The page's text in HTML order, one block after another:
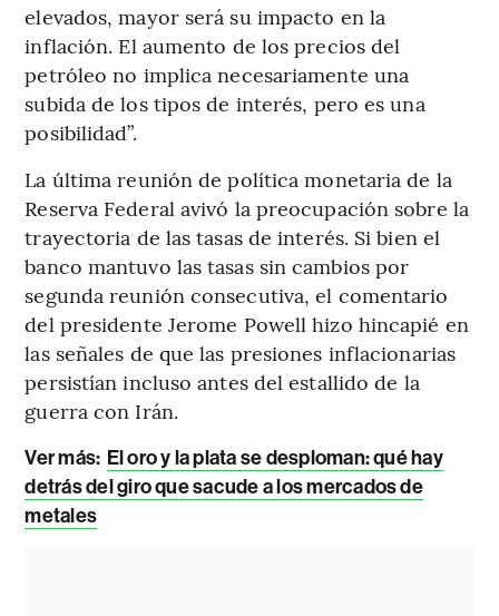
elevados, mayor será su impacto en la
inflación. El aumento de los precios del
petróleo no implica necesariamente una
subida de los tipos de interés, pero es una
posibilidad”.
La última reunión de política monetaria de la
Reserva Federal avivó la preocupación sobre la
trayectoria de las tasas de interés. Si bien el
banco mantuvo las tasas sin cambios por
segunda reunión consecutiva, el comentario
del presidente Jerome Powell hizo hincapié en
las señales de que las presiones inflacionarias
persistían incluso antes del estallido de la
guerra con Irán.
Ver más: El oro y la plata se desploman: qué hay
detrás del giro que sacude a los mercados de
metales